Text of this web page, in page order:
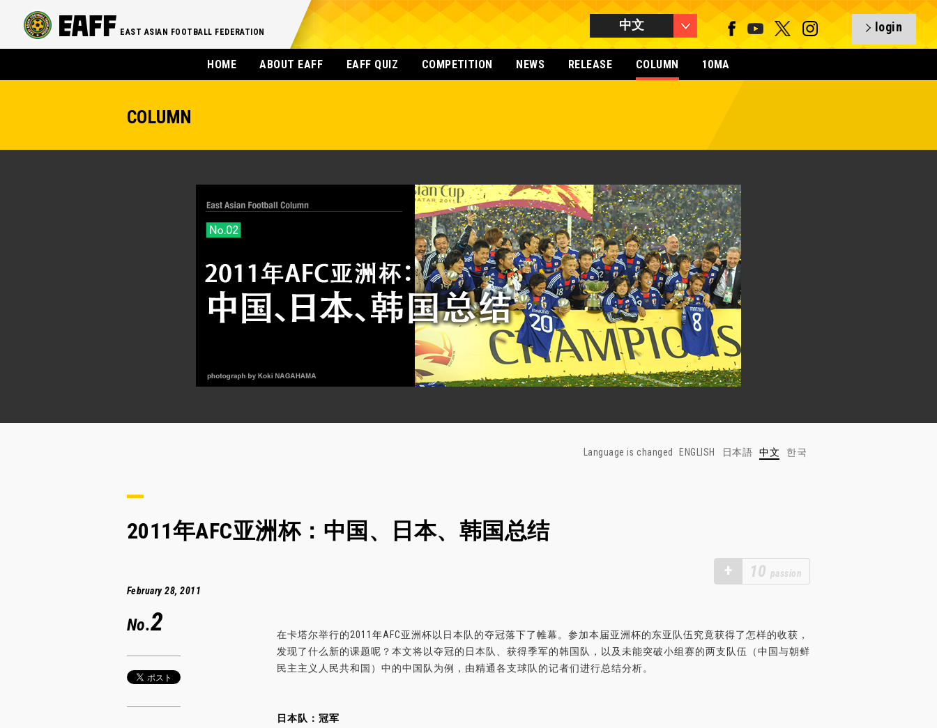
EAST ASIAN FOOTBALL FEDERATION 中文 login
HOME ABOUT EAFF EAFF QUIZ COMPETITION NEWS RELEASE COLUMN 10MA
COLUMN
Language is changed ENGLISH 日本語 中文 한국
2011年AFC亚洲杯：中国、日本、韩国总结
+ 10 passion
February 28, 2011
No.2
在卡塔尔举行的2011年AFC亚洲杯以日本队的夺冠落下了帷幕。参加本届亚洲杯的东亚队伍究竟获得了怎样的收获，
发现了什么新的课题呢？本文将以夺冠的日本队、获得季军的韩国队，以及未能突破小组赛的两支队伍（中国与朝鲜
民主主义人民共和国）中的中国队为例，由精通各支球队的记者们进行总结分析。
日本队：冠军